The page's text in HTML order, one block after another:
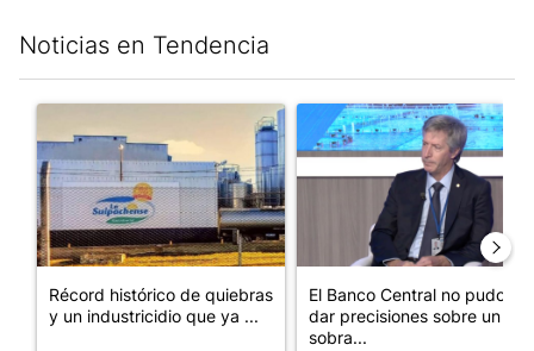
Noticias en Tendencia
Un artículo de tendencia con el título "Récord histórico de
Récord histórico de quiebras
y un industricidio que ya ...
Un artículo de tendencia
El Banco Central no pudo
dar precisiones sobre un
sobra...